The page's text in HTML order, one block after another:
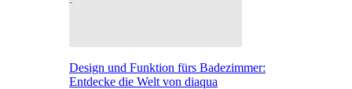
Design und Funktion fürs Badezimmer:
Entdecke die Welt von diaqua